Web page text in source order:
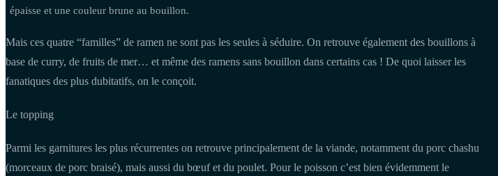
épaisse et une couleur brune au bouillon.
Mais ces quatre “familles” de ramen ne sont pas les seules à séduire. On retrouve également des bouillons à
base de curry, de fruits de mer… et même des ramens sans bouillon dans certains cas ! De quoi laisser les
fanatiques des plus dubitatifs, on le conçoit.
Le topping
Parmi les garnitures les plus récurrentes on retrouve principalement de la viande, notamment du porc chashu
(morceaux de porc braisé), mais aussi du bœuf et du poulet. Pour le poisson c’est bien évidemment le